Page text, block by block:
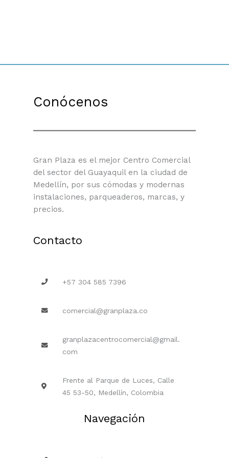
Conócenos
Gran Plaza es el mejor Centro Comercial
del sector del Guayaquil en la ciudad de
Medellín, por sus cómodas y modernas
instalaciones, parqueaderos, marcas, y
precios.
Contacto
+57 304 585 7396
comercial@granplaza.co
granplazacentrocomercial@gmail.
com
Frente al Parque de Luces, Calle
45 53-50, Medellín, Colombia
Navegación